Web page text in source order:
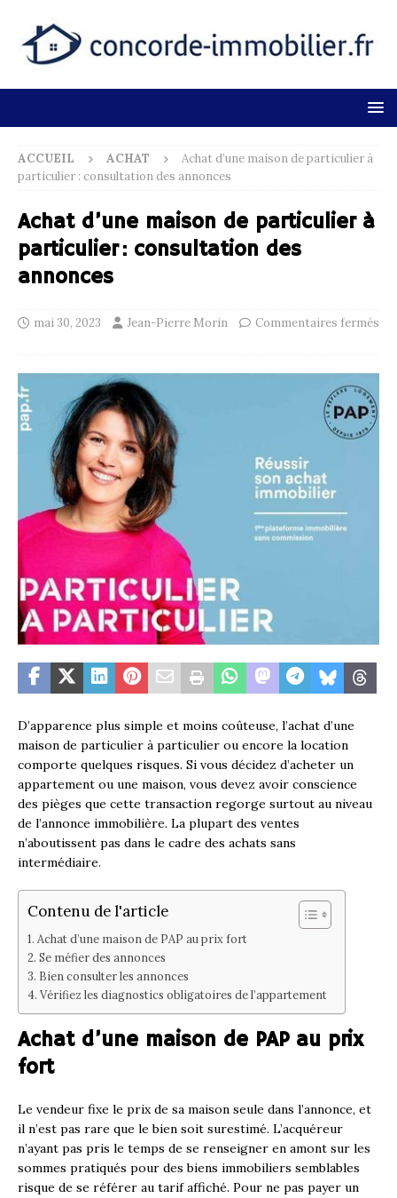
ACCUEIL ACHAT
Achat d’une maison de particulier à
particulier : consultation des annonces
Achat d’une maison de particulier à
particulier : consultation des
annonces
mai 30, 2023 Jean-Pierre Morin Commentaires fermés
D’apparence plus simple et moins coûteuse, l’achat d’une
maison de particulier à particulier ou encore la location
comporte quelques risques. Si vous décidez d’acheter un
appartement ou une maison, vous devez avoir conscience
des pièges que cette transaction regorge surtout au niveau
de l’annonce immobilière. La plupart des ventes
n’aboutissent pas dans le cadre des achats sans
intermédiaire.
Contenu de l'article
Achat d’une maison de PAP au prix fort
Se méfier des annonces
Bien consulter les annonces
Vérifiez les diagnostics obligatoires de l’appartement
Achat d’une maison de PAP au prix
fort
Le vendeur fixe le prix de sa maison seule dans l’annonce, et
il n’est pas rare que le bien soit surestimé. L’acquéreur
n’ayant pas pris le temps de se renseigner en amont sur les
sommes pratiqués pour des biens immobiliers semblables
risque de se référer au tarif affiché. Pour ne pas payer un